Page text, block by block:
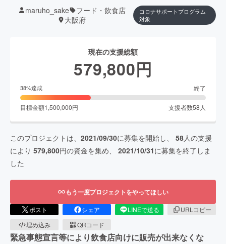
maruho_sake
フード・飲食店
大阪府
コロナサポートプログラム
対象
現在の支援総額
579,800円
38%達成 終了
目標金額1,500,000円 支援者数58 人
このプロジェクトは、 2021/09/30に募集を開始し、 58人の支援
により 579,800円の資金を集め、 2021/10/31に募集を終了しま
した
もう一度プロジェクトをやってほしい
ポスト シェア LINEで送る
URLコピー
埋め込み
QRコード
緊急事態宣言等により飲食店向けに販売が出来なくな